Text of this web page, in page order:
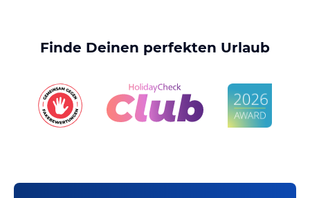
Finde Deinen perfekten Urlaub